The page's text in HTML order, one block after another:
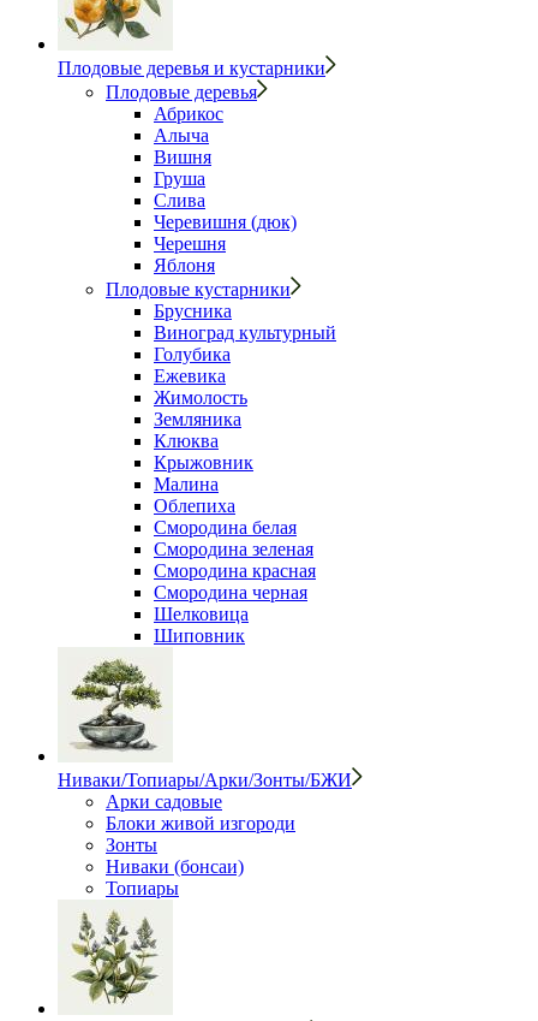
Плодовые деревья и кустарники
Плодовые деревья
Абрикос
Алыча
Вишня
Груша
Слива
Черевишня (дюк)
Черешня
Яблоня
Плодовые кустарники
Брусника
Виноград культурный
Голубика
Ежевика
Жимолость
Земляника
Клюква
Крыжовник
Малина
Облепиха
Смородина белая
Смородина зеленая
Смородина красная
Смородина черная
Шелковица
Шиповник
Ниваки/Топиары/Арки/Зонты/БЖИ
Арки садовые
Блоки живой изгороди
Зонты
Ниваки (бонсаи)
Топиары